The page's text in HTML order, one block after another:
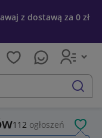
z dostawą za 0 zł
szukaj
112 ogłoszeń